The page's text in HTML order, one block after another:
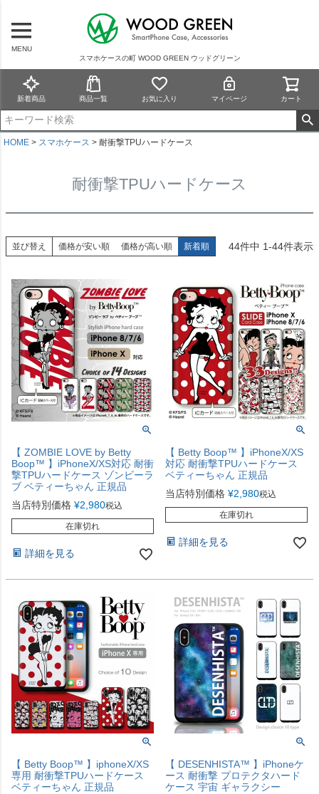
MENU
スマホケースの町 WOOD GREEN ウッドグリーン
新着商品 商品一覧 お気に入り マイページ カート
HOME スマホケース 耐衝撃TPUハードケース
耐衝撃TPUハードケース
並び替え 価格が安い順 価格が高い順 新着順 44件中 1-44件表示
【 ZOMBIE LOVE by Betty
Boop™ 】iPhoneX/XS対応 耐衝
撃TPUハードケース ゾンビーラ
ブ ベティーちゃん 正規品
当店特別価格 ¥2,980税込
在庫切れ
詳細を見る
【 Betty Boop™ 】iPhoneX/XS
対応 耐衝撃TPUハードケース
ベティーちゃん 正規品
当店特別価格 ¥2,980税込
在庫切れ
詳細を見る
【 Betty Boop™ 】iphoneX/XS
専用 耐衝撃TPUハードケース
ベティーちゃん 正規品
【 DESENHISTA™ 】iPhoneケ
ース 耐衝撃 プロテクタハード
ケース 宇宙 ギャラクシー